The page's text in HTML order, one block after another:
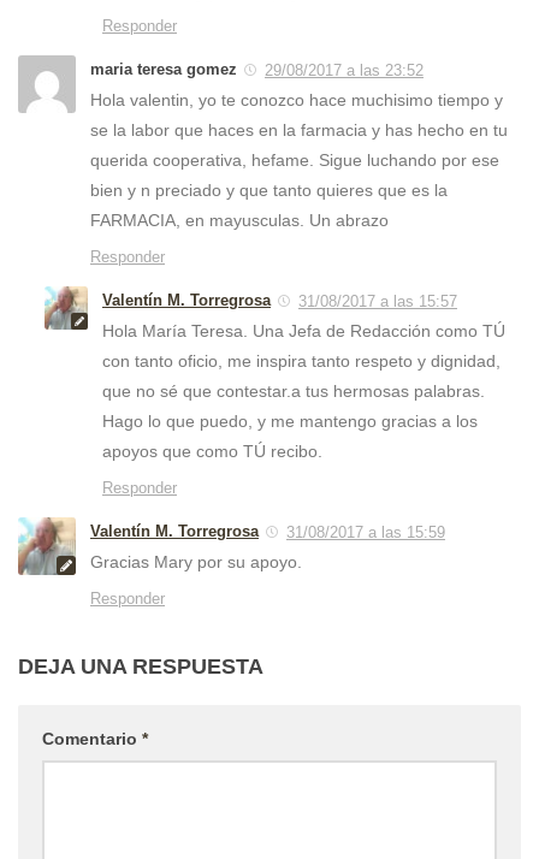
Responder
maria teresa gomez 29/08/2017 a las 23:52
Hola valentin, yo te conozco hace muchisimo tiempo y
se la labor que haces en la farmacia y has hecho en tu
querida cooperativa, hefame. Sigue luchando por ese
bien y n preciado y que tanto quieres que es la
FARMACIA, en mayusculas. Un abrazo
Responder
Valentín M. Torregrosa 31/08/2017 a las 15:57
Hola María Teresa. Una Jefa de Redacción como TÚ
con tanto oficio, me inspira tanto respeto y dignidad,
que no sé que contestar.a tus hermosas palabras.
Hago lo que puedo, y me mantengo gracias a los
apoyos que como TÚ recibo.
Responder
Valentín M. Torregrosa 31/08/2017 a las 15:59
Gracias Mary por su apoyo.
Responder
DEJA UNA RESPUESTA
Comentario *